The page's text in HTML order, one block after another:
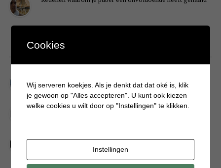
Kerstengel maken van een houten wasknijper
Sneeuwpopkrans maken om bij de voordeur te hangen
Cookies
Wij serveren koekjes. Als je denkt dat dat oké is, klik
je gewoon op "Alles accepteren". U kunt ook kiezen
welke cookies u wilt door op "Instellingen" te klikken.
Instellingen